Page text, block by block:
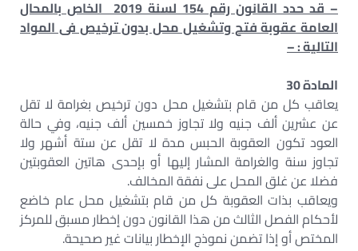
– قد حدد القانون رقم 154 لسنة 2019 الخاص بالمحال
العامة عقوبة فتح وتشغيل محل بدون ترخيص فى المواد
التالية : –
المادة 30
يعاقب كل من قام بتشغيل محل دون ترخيص بغرامة لا تقل
عن عشرين ألف جنيه ولا تجاوز خمسين ألف جنيه، وفي حالة
العود تكون العقوبة الحبس مدة لا تقل عن ستة أشهر ولا
تجاوز سنة والغرامة المشار إليها أو بإحدى هاتين العقوبتين
فضلا عن غلق المحل على نفقة المخالف.
ويعاقب بذات العقوبة كل من قام بتشغيل محل عام خاضع
لأحكام الفصل الثالث من هذا القانون دون إخطار مسبق للمركز
المختص أو إذا تضمن نموذج الإخطار بيانات غير صحيحة.